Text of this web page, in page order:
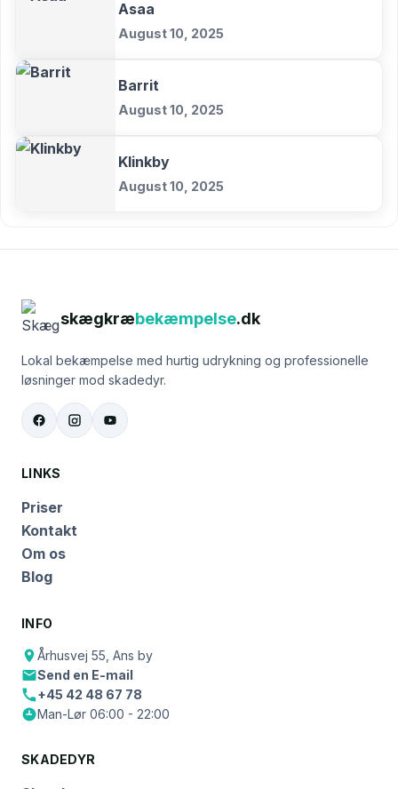
Asaa
August 10, 2025
Barrit
August 10, 2025
Klinkby
August 10, 2025
skægkræbekæmpelse.dk
Lokal bekæmpelse med hurtig udrykning og professionelle
løsninger mod skadedyr.
LINKS
Priser
Kontakt
Om os
Blog
INFO
Århusvej 55, Ans by
Send en E-mail
+45 42 48 67 78
Man-Lør 06:00 - 22:00
SKADEDYR